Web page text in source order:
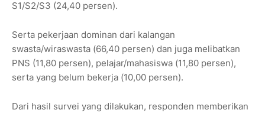
S1/S2/S3 (24,40 persen).
Serta pekerjaan dominan dari kalangan
swasta/wiraswasta (66,40 persen) dan juga melibatkan
PNS (11,80 persen), pelajar/mahasiswa (11,80 persen),
serta yang belum bekerja (10,00 persen).
Dari hasil survei yang dilakukan, responden memberikan